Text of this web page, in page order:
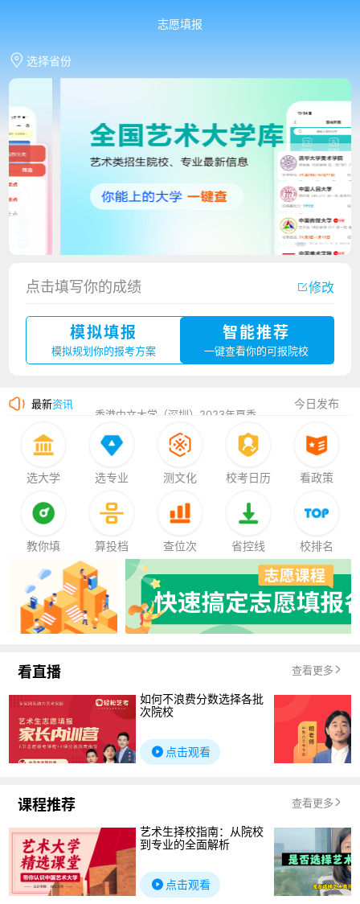
志愿填报
选择省份
点击填写你的成绩 修改
模拟填报
模拟规划你的报考方案
智能推荐
一键查看你的可报院校
最新资讯
广州华立科技职业学院2023年夏季高考招生简章
厦门大学嘉庚学院2023年艺术类招生简章
今日发布
选大学 选专业 测文化 校考日历 看政策
教你填 算投档 查位次 省控线 校排名
看直播 查看更多
如何不浪费分数选择各批
次院校
点击观看
课程推荐 查看更多
艺术生择校指南：从院校
到专业的全面解析
点击观看